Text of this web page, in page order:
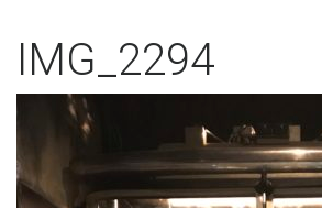
IMG_2294